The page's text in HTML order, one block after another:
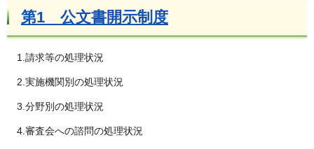
第1 公文書開示制度
1.請求等の処理状況
2.実施機関別の処理状況
3.分野別の処理状況
4.審査会への諮問の処理状況